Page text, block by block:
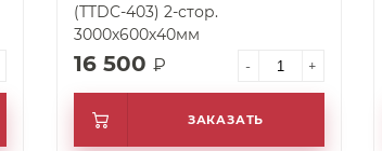
(TTDC-403) 2-стор.
3000х600х40мм
16 500 ₽ - +
ЗАКАЗАТЬ